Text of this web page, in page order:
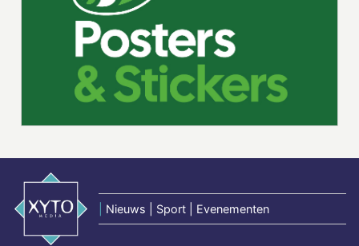
Nieuws | Sport | Evenementen